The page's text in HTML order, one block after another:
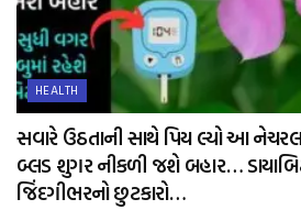
HEALTH
સવારે ઉઠતાની સાથે પિય લ્યો આ
બ્લડ શુગર નીકળી જશે બહાર…
જિંદગીભરનો છુટકારો…